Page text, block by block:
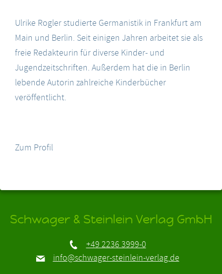
Ulrike Rogler studierte Germanistik in Frankfurt am
Main und Berlin. Seit einigen Jahren arbeitet sie als
freie Redakteurin für diverse Kinder- und
Jugendzeitschriften. Außerdem hat die in Berlin
lebende Autorin zahlreiche Kinderbücher
veröffentlicht.
Zum Profil
Schwager & Steinlein Verlag GmbH
+49 2236 3999-0
info@schwager-steinlein-verlag.de